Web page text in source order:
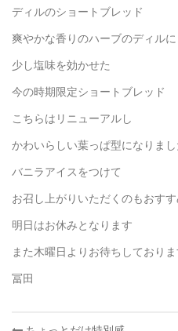
ディルのショートブレッド
爽やかな香りのハーブのディルに
少し塩味を効かせた
今の時期限定ショートブレッド
こちらはリニューアルし
かわいらしい葉っぱ型になりまし
バニラアイスをつけて
お召し上がりいただくのもおす
明日はお休みとなります
また木曜日よりお待ちしておりま
冨田